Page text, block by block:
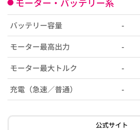
バッテリー容量 -
モーター最高出力 -
モーター最大トルク -
充電（急速／普通） -
公式サイト